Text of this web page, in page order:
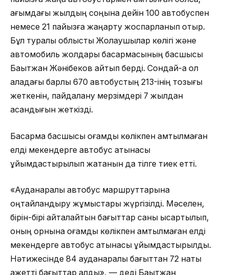
ағымдағы жылдың соңына дейін 100 автобуспен
немесе 21 пайызға жаңарту жоспарланып отыр.
Бұл туралы облыстық Жолаушылар көлігі және
автомобиль жолдары басқармасының басшысы
Бақытжан Жәнібеков айтып берді. Сондай-ақ ол
қаладағы барлық 670 автобустың 213-інің тозығы
жеткенін, пайдалану мерзімдері 7 жылдан
асқандығын жеткізді.
Басқарма басшысы қоғамдық көлікпен қамтылмаған
елді мекендерге автобус қатынасы
ұйымдастырылып жатқанын да тілге тиек етті.
«Ауданаралық автобус маршруттарына
оңтайландыру жұмыстары жүргізілді. Мәселен,
бірін-бірі қайталайтын бағыттар саны қысқартылып,
оның орнына қоғамдық көлікпен қамтылмаған елді
мекендерге автобус қатынасы ұйымдастырылды.
Нәтижесінде 84 ауданаралық бағыттан 72 нақты
қажетті бағыттар қалды», — деді Бақытжан